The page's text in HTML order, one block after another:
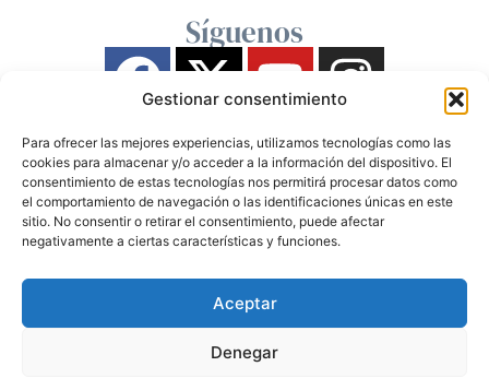
Gestionar consentimiento
Para ofrecer las mejores experiencias, utilizamos tecnologías como las
cookies para almacenar y/o acceder a la información del dispositivo. El
consentimiento de estas tecnologías nos permitirá procesar datos como
el comportamiento de navegación o las identificaciones únicas en este
sitio. No consentir o retirar el consentimiento, puede afectar
negativamente a ciertas características y funciones.
Aceptar
Denegar
Síguenos